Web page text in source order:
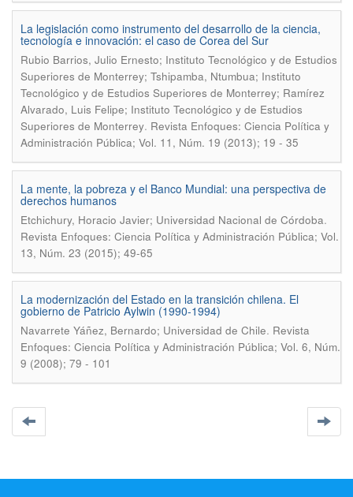
La legislación como instrumento del desarrollo de la ciencia,
tecnología e innovación: el caso de Corea del Sur
Rubio Barrios, Julio Ernesto; Instituto Tecnológico y de Estudios
Superiores de Monterrey; Tshipamba, Ntumbua; Instituto
Tecnológico y de Estudios Superiores de Monterrey; Ramírez
Alvarado, Luis Felipe; Instituto Tecnológico y de Estudios
Superiores de Monterrey. Revista Enfoques: Ciencia Política y
Administración Pública; Vol. 11, Núm. 19 (2013); 19 - 35
La mente, la pobreza y el Banco Mundial: una perspectiva de
derechos humanos
Etchichury, Horacio Javier; Universidad Nacional de Córdoba.
Revista Enfoques: Ciencia Política y Administración Pública; Vol.
13, Núm. 23 (2015); 49-65
La modernización del Estado en la transición chilena. El
gobierno de Patricio Aylwin (1990-1994)
Navarrete Yáñez, Bernardo; Universidad de Chile. Revista
Enfoques: Ciencia Política y Administración Pública; Vol. 6, Núm.
9 (2008); 79 - 101